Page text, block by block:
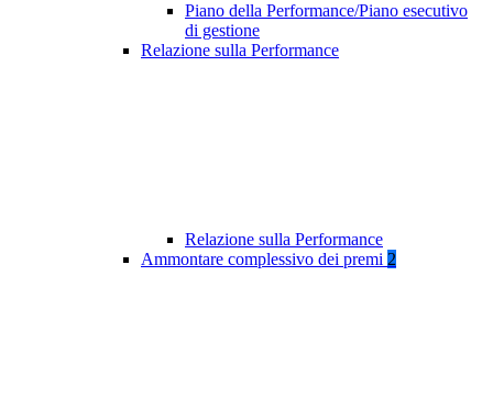
Piano della Performance/Piano esecutivo
di gestione
Relazione sulla Performance
Relazione sulla Performance
Ammontare complessivo dei premi 2